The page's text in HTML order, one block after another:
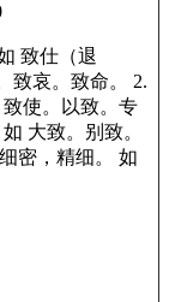
致仕（退
致哀。致命。
2.
使。以致。专
如 大致。别致。
细密，精细。 如